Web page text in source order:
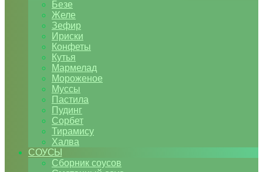
Безе
Желе
Зефир
Ириски
Конфеты
Кутья
Мармелад
Мороженое
Муссы
Пастила
Пудинг
Сорбет
Тирамису
Халва
СОУСЫ
Сборник соусов